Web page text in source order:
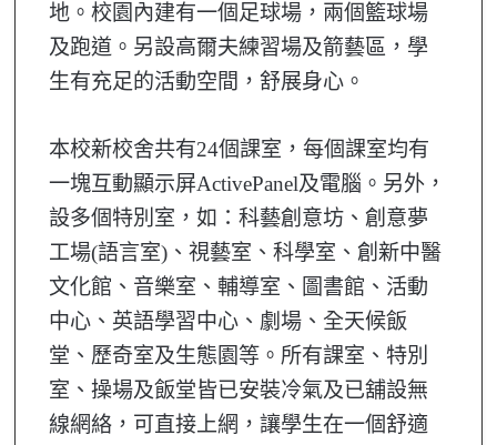
地。校園內建有一個足球場，兩個籃球場
及跑道。另設高爾夫練習場及箭藝區，學
生有充足的活動空間，舒展身心。
本校新校舍共有24個課室，每個課室均有
一塊互動顯示屏ActivePanel及電腦。另外，
設多個特別室，如：科藝創意坊、創意夢
工場(語言室)、視藝室、科學室、創新中醫
文化館、音樂室、輔導室、圖書館、活動
中心、英語學習中心、劇場、全天候飯
堂、歷奇室及生態園等。所有課室、特別
室、操場及飯堂皆已安裝冷氣及已舖設無
線網絡，可直接上網，讓學生在一個舒適